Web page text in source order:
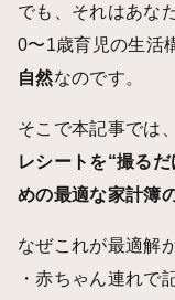
でも、それはあな
0〜1歳育児の生活
自然なのです。
そこで本記事では、
レシートを“撮る
めの最適な家計簿
なぜこれが最適解
・赤ちゃん連れで